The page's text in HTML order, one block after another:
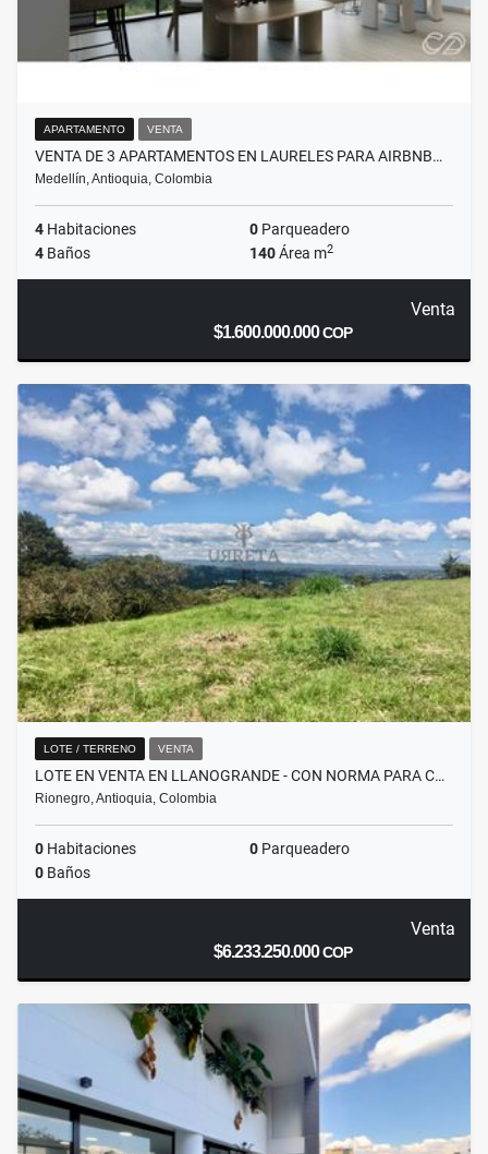
APARTAMENTO VENTA
VENTA DE 3 APARTAMENTOS EN LAURELES PARA AIRBNB…
Medellín, Antioquia, Colombia
4 Habitaciones 0 Parqueadero
4 Baños 140Área m2
Venta
$1.600.000.000COP
LOTE / TERRENO VENTA
LOTE EN VENTA EN LLANOGRANDE - CON NORMA PARA C…
Rionegro, Antioquia, Colombia
0 Habitaciones 0 Parqueadero
0 Baños
Venta
$6.233.250.000COP